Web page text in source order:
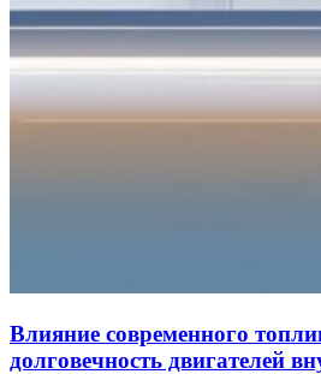
Влияние современного
долговечность двигателей